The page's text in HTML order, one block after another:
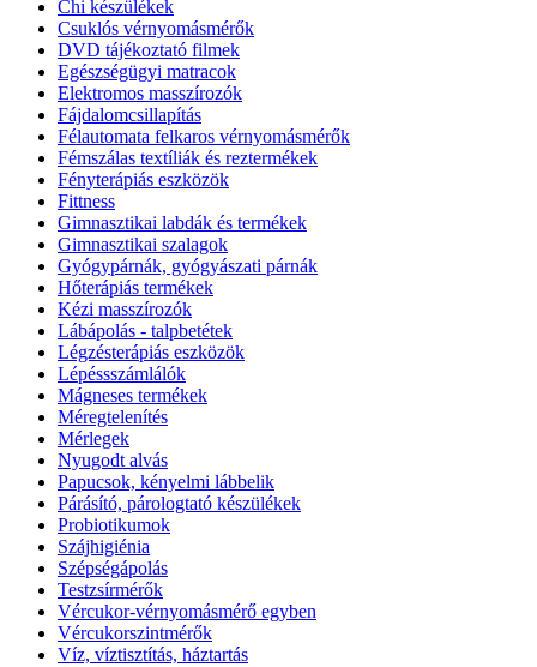
Chi készülékek
Csuklós vérnyomásmérők
DVD tájékoztató filmek
Egészségügyi matracok
Elektromos masszírozók
Fájdalomcsillapítás
Félautomata felkaros vérnyomásmérők
Fémszálas textíliák és reztermékek
Fényterápiás eszközök
Fittness
Gimnasztikai labdák és termékek
Gimnasztikai szalagok
Gyógypárnák, gyógyászati párnák
Hőterápiás termékek
Kézi masszírozók
Lábápolás - talpbetétek
Légzésterápiás eszközök
Lépéssszámlálók
Mágneses termékek
Méregtelenítés
Mérlegek
Nyugodt alvás
Papucsok, kényelmi lábbelik
Párásító, párologtató készülékek
Probiotikumok
Szájhigiénia
Szépségápolás
Testzsírmérők
Vércukor-vérnyomásmérő egyben
Vércukorszintmérők
Víz, víztisztítás, háztartás